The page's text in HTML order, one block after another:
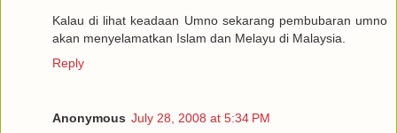
Kalau di lihat keadaan Umno sekarang pembubaran umno
akan menyelamatkan Islam dan Melayu di Malaysia.
Reply
Anonymous July 28, 2008 at 5:34 PM